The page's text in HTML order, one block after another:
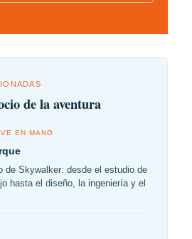
de la aventura
EN MANO
de Skywalker: desde el estudio de
hasta el diseño, la ingeniería y el